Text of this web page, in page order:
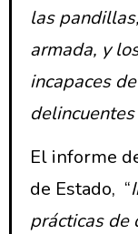
las
armada, y
incapaces
delincuentes
El informe
de Estado, “
prácticas de